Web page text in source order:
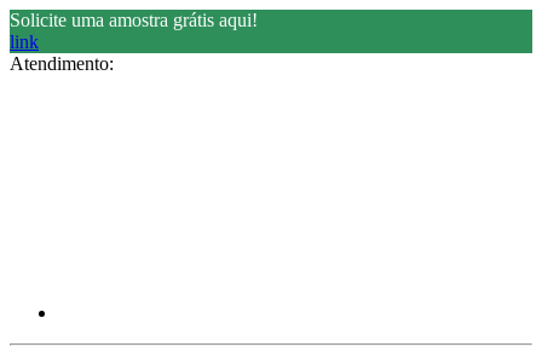
Solicite uma amostra grátis aqui!
link
Atendimento: